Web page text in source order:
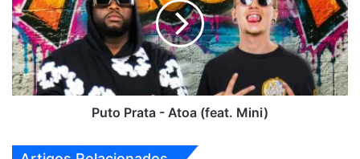
Suicida)
Atoa
(feat.
Mini)
Puto Prata - Atoa (feat. Mini)